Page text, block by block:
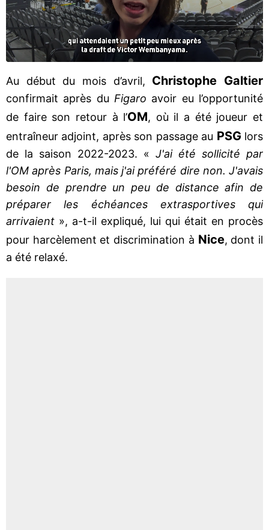
Au début du mois d’avril, Christophe Galtier
confirmait après du Figaro avoir eu l’opportunité
de faire son retour à l’OM, où il a été joueur et
entraîneur adjoint, après son passage au PSGlors
de la saison 2022-2023. « J'ai été sollicité par
l'OM après Paris, mais j'ai préféré dire non. J'avais
besoin de prendre un peu de distance afin de
préparer les échéances extrasportives qui
arrivaient », a-t-il expliqué, lui qui était en procès
pour harcèlement et discrimination à Nice, dont il
a été relaxé.